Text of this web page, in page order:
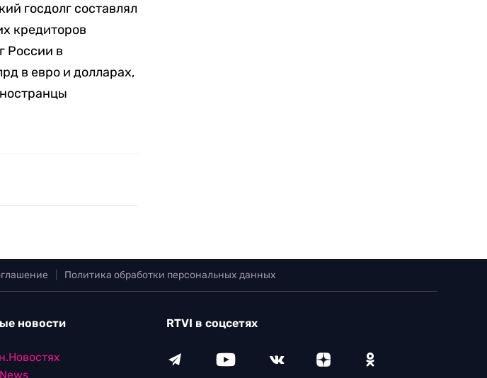
госдолг составлял
кредиторов
России в
в евро и долларах,
Политика обработки персональных данных
новости RTVI в соцсетях